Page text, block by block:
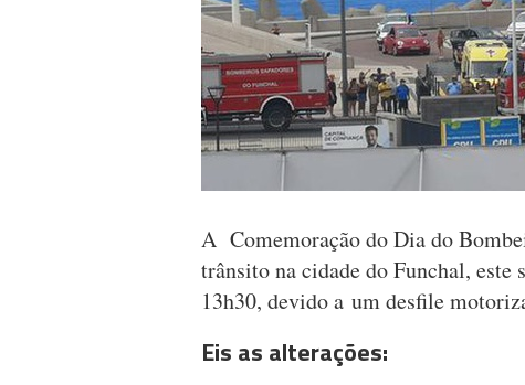
A Comemoração do Dia do
trânsito na cidade do Funchal, este
13h30, devido a um desfile
Eis as alterações: